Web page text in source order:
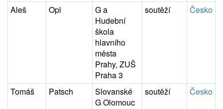
Aleš Opl
G a
Hudební
škola
hlavního
města
Prahy, ZUŠ
Praha 3
soutěží Česko
Tomáš Patsch
Slovanské
G Olomouc
soutěží Česko